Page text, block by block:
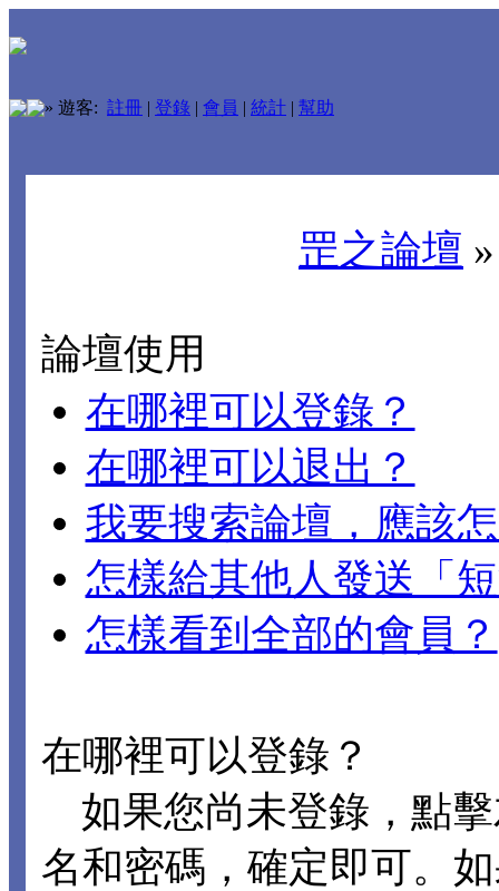
» 遊客: 註冊 | 登錄 | 會員 | 統計 | 幫助
罡之論壇
論壇使用
在哪裡可以登錄？
在哪裡可以退出？
我要搜索論壇，應該
怎樣給其他人發送「
怎樣看到全部的會員？
在哪裡可以登錄？
如果您尚未登錄，點
名和密碼，確定即可。